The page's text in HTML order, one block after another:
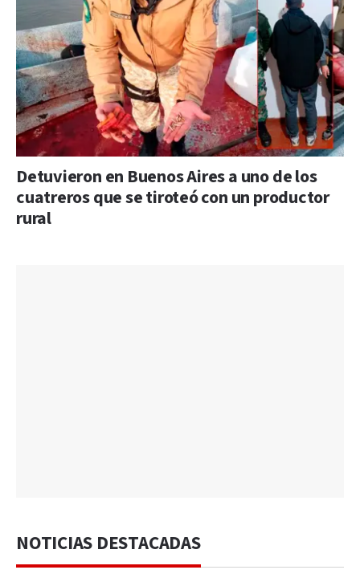
Detuvieron en Buenos Aires a uno de los
cuatreros que se tiroteó con un productor
rural
NOTICIAS DESTACADAS